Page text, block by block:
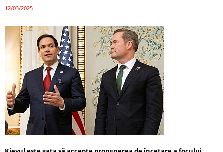
12/03/2025